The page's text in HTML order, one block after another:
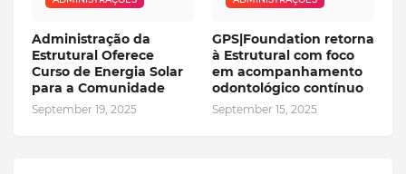
Administração da
Estrutural Oferece
Curso de Energia Solar
para a Comunidade
September 19, 2025
GPS|Foundation retorna
à Estrutural com foco
em acompanhamento
odontológico contínuo
September 15, 2025